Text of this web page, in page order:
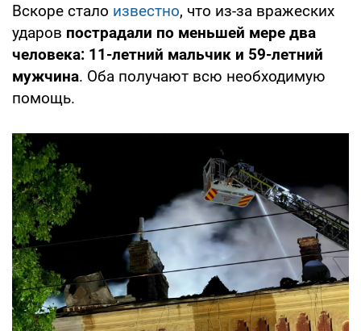
Вскоре стало известно, что из-за вражеских
ударов пострадали по меньшей мере два
человека: 11-летний мальчик и 59-летний
мужчина. Оба получают всю необходимую
помощь.